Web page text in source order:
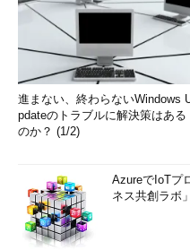
進まない、終わらないWindows
pdateのトラブルに解決策はある
のか？ (1/2)
AzureでIoTプ
ネス共創ラボ」